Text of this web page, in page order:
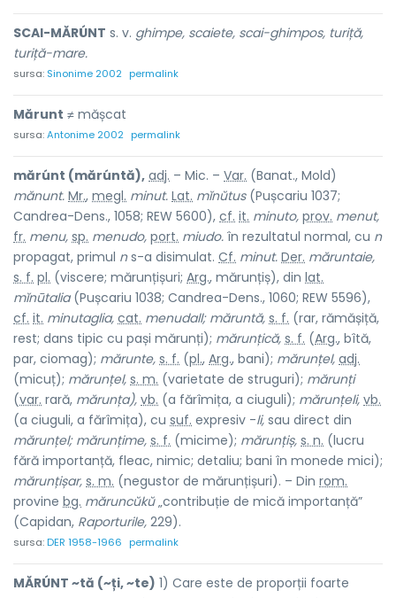
SCAI-MĂRÚNT s. v. ghimpe, scaiete, scai-ghimpos, turiță,
turiță-mare.
sursa: Sinonime 2002 permalink
Mărunt ≠ mășcat
sursa:Antonime 2002 permalink
mărúnt (mărúntă), adj. – Mic. – Var. (Banat., Mold)
mănunt. Mr., megl. minut. Lat. mĭnŭtus(Pușcariu 1037;
Candrea-Dens., 1058; REW 5600), cf. it. minuto, prov. menut,
fr. menu, sp. menudo, port. miudo. în rezultatul normal, cu n
propagat, primul ns-a disimulat. Cf. minut. Der. măruntaie,
s. f. pl. (viscere; mărunțișuri; Arg., mărunțiș), din lat.
mĭnūtalia(Pușcariu 1038; Candrea-Dens., 1060; REW 5596),
cf. it. minutaglia, cat. menudall; măruntă, s. f. (rar, rămășiță,
rest; dans tipic cu pași mărunți); mărunțică, s. f. (Arg., bîtă,
par, ciomag); mărunte, s. f. (pl., Arg., bani); mărunțel, adj.
(micuț); mărunțel, s. m. (varietate de struguri); mărunți
(var. rară, mărunța), vb. (a fărîmița, a ciuguli); mărunțeli, vb.
(a ciuguli, a fărîmița), cu suf. expresiv -li, sau direct din
mărunțel; mărunțime, s. f. (micime); mărunțiș, s. n. (lucru
fără importanță, fleac, nimic; detaliu; bani în monede mici);
mărunțișar, s. m. (negustor de mărunțișuri). – Din rom.
provine bg. măruncŭkŭ„contribuție de mică importanță”
(Capidan, Raporturile, 229).
sursa:DER 1958-1966 permalink
MĂRÚNT ~tă (~ți, ~te) 1) Care este de proporții foarte